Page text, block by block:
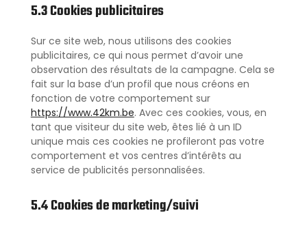
5.3 Cookies publicitaires
Sur ce site web, nous utilisons des cookies
publicitaires, ce qui nous permet d’avoir une
observation des résultats de la campagne. Cela se
fait sur la base d’un profil que nous créons en
fonction de votre comportement sur
https://www.42km.be. Avec ces cookies, vous, en
tant que visiteur du site web, êtes lié à un ID
unique mais ces cookies ne profileront pas votre
comportement et vos centres d’intérêts au
service de publicités personnalisées.
5.4 Cookies de marketing/suivi